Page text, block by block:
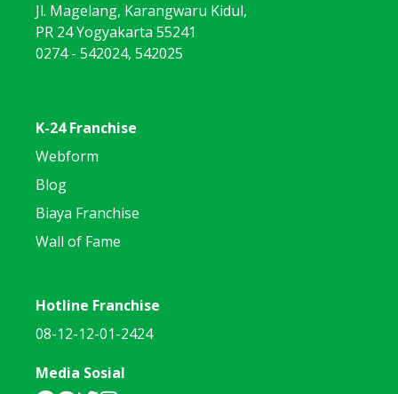
Jl. Magelang, Karangwaru Kidul,
PR 24 Yogyakarta 55241
0274 - 542024, 542025
K-24 Franchise
Webform
Blog
Biaya Franchise
Wall of Fame
Hotline Franchise
08-12-12-01-2424
Media Sosial